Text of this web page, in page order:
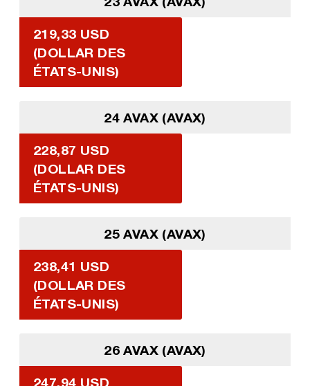
219,33 USD
(DOLLAR DES
ÉTATS-UNIS)
24 AVAX (AVAX)
228,87 USD
(DOLLAR DES
ÉTATS-UNIS)
25 AVAX (AVAX)
238,41 USD
(DOLLAR DES
ÉTATS-UNIS)
26 AVAX (AVAX)
247,94 USD